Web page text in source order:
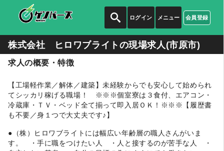
ログイン 会員登録
メニュー
株式会社 ヒロワブライトの現場求人(市原市)
求人の概要・特徴
【工場軽作業／解体／建築】未経験からでも安心して始められ
てシッカリ稼げる職場！ ※※※個室寮は３食付、エアコン・
冷蔵庫・ＴＶ・ベッド全て揃って即入居ＯＫ！※※※【履歴書
も不要／身１つで大丈夫です♪】
●（株）ヒロワブライトには幅広い年齢層の職人さんがいま
す。 ・手に職をつけたい人 ・人と接するのが苦手な人 ・